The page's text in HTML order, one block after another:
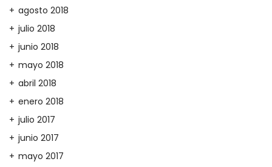
agosto 2018
julio 2018
junio 2018
mayo 2018
abril 2018
enero 2018
julio 2017
junio 2017
mayo 2017